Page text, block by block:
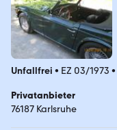
Unfallfrei • EZ 03/1973 •
Privatanbieter
76187 Karlsruhe